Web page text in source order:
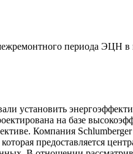
периода ЭЦН
установить
на базе
Компания
предоставляется